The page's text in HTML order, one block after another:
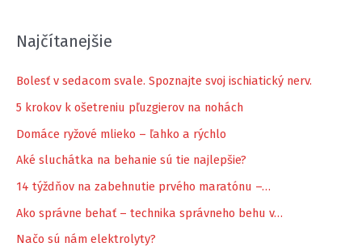
Najčítanejšie
Bolesť v sedacom svale. Spoznajte svoj ischiatický nerv.
5 krokov k ošetreniu pľuzgierov na nohách
Domáce ryžové mlieko – ľahko a rýchlo
Aké sluchátka na behanie sú tie najlepšie?
14 týždňov na zabehnutie prvého maratónu –…
Ako správne behať – technika správneho behu v…
Načo sú nám elektrolyty?